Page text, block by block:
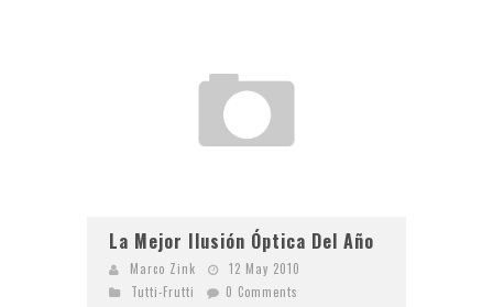
La Mejor Ilusión Óptica Del Año
Marco Zink
12 May 2010
Tutti-Frutti
0 Comments